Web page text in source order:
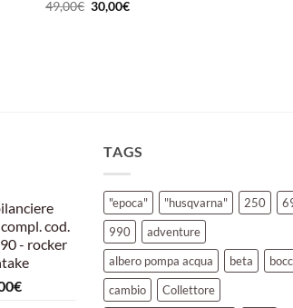
49,00€ Il
prezzo
30,00€Il
cod.
- rocker
€Il
TAGS
"epoca" "husqvarna" 250
990
adventure
albero pompa acqua
beta
cambio
Collettore